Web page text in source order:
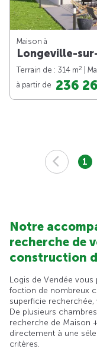
Maison à
Longeville-
Terrain de : 314 m2 |
à partir de 236
1
Notre
recherche de
construction
Logis de Vendée
foction de nombreux
superficie recherchée,
De plusieurs
recherche de Maison
directement à une
critères.